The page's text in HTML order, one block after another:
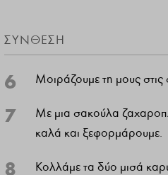
ΣΥΝΘΕΣΗ
6 Μοιράζουμε τη μους
7
Με μια σακούλα
καλά και ξεφορμάρουμε.
8 Κολλάμε τα δύο μισά